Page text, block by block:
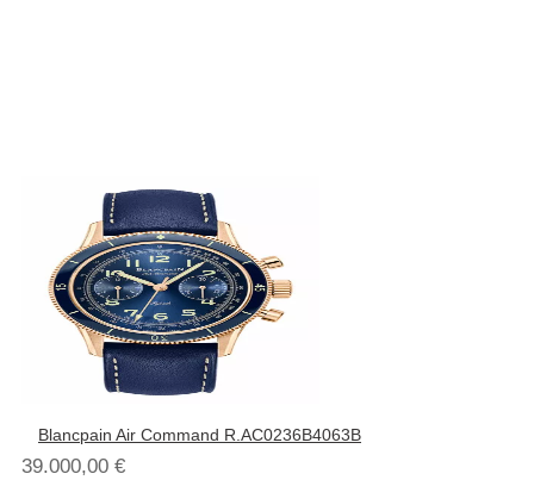
Blancpain Air Command R.AC0236B4063B
39.000,00 €